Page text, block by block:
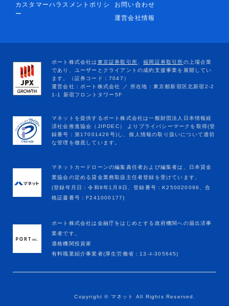
カスタマーハラスメントポリシ
ー
お問い合わせ
運営会社情報
マネットカードローンの編集責任者および編集者は、日本貸金
業協会の定める貸金業務取扱主任者登録を受けています。
(登録年月日：令和8年1月9日、登録番号：K250020096、合
格証書番号：F241000177)
ポート株式会社は金融庁をはじめとする政府機関への届出済事
業者です。
適格機関投資家
有料職業紹介事業者(厚生労働省：13-ﾕ-305645)